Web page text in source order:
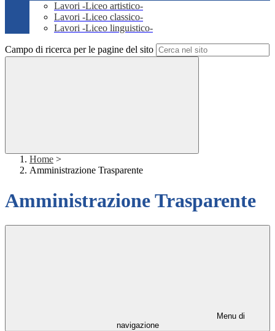
Lavori -Liceo artistico-
Lavori -Liceo classico-
Lavori -Liceo linguistico-
Campo di ricerca per le pagine del sito
Home >
Amministrazione Trasparente
Amministrazione Trasparente
Menu di
navigazione